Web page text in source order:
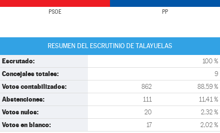
PSOE PP
RESUMEN DEL ESCRUTINIO DE TALAYUELAS
Escrutado: 100 %
Concejales totales: 9
Votos contabilizados: 862 88,59 %
Abstenciones: 111 11,41 %
Votos nulos: 20 2,32 %
Votos en blanco: 17 2,02 %